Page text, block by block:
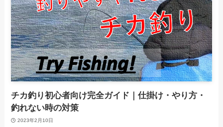
チカ釣り初心者向け完全ガイド｜仕掛け・やり方・
釣れない時の対策
2023年2月10日